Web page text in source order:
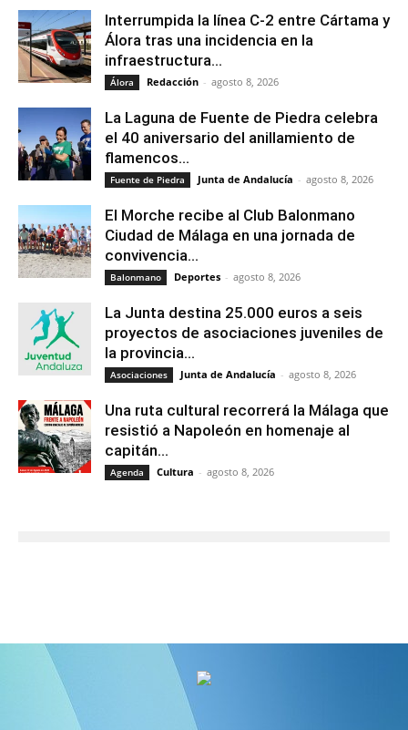
Interrumpida la línea C-2 entre Cártama y
Álora tras una incidencia en la
infraestructura...
Álora Redacción - agosto 8, 2026
La Laguna de Fuente de Piedra celebra
el 40 aniversario del anillamiento de
flamencos...
Fuente de Piedra Junta de Andalucía - agosto 8, 2026
El Morche recibe al Club Balonmano
Ciudad de Málaga en una jornada de
convivencia...
Balonmano Deportes - agosto 8, 2026
La Junta destina 25.000 euros a seis
proyectos de asociaciones juveniles de
la provincia...
Asociaciones Junta de Andalucía - agosto 8, 2026
Una ruta cultural recorrerá la Málaga que
resistió a Napoleón en homenaje al
capitán...
Agenda Cultura - agosto 8, 2026